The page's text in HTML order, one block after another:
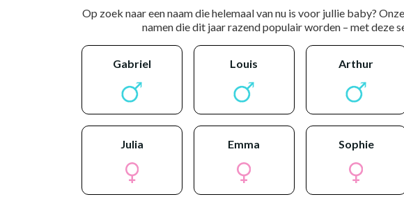
Op zoek naar een naam die helemaal van nu is voor jullie baby?
namen die dit jaar razend populair worden – met deze
gabriel louis arthur
julia emma sophie